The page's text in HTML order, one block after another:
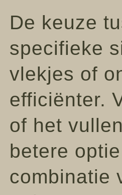
De keuze
specifieke
vlekjes of
efficiënter.
of het
betere
combinatie